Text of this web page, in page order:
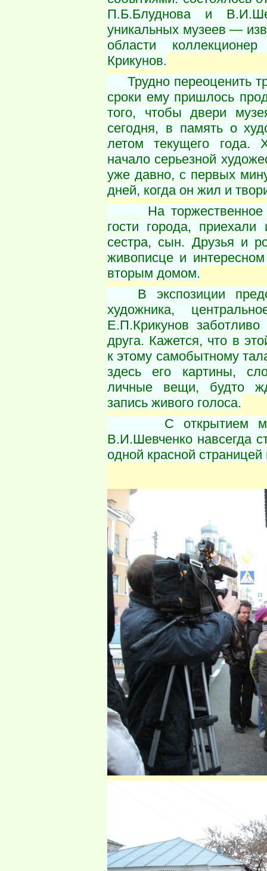
П.Б.Блуднова и
уникальных музеев —
области
Крикунов.
Трудно переоценить
сроки ему пришлось
того, чтобы двери
сегодня, в память о
летом текущего года.
начало серьезной
уже давно, с первых
дней, когда он жил и
На торжественное
гости города,
сестра, сын. Друзья и
живописце и
вторым домом.
В экспозиции
художника,
Е.П.Крикунов
друга. Кажется, что в
к этому самобытному
здесь его картины,
личные вещи, будто
запись живого голоса.
С открытием
В.И.Шевченко навсегда
одной красной страницей